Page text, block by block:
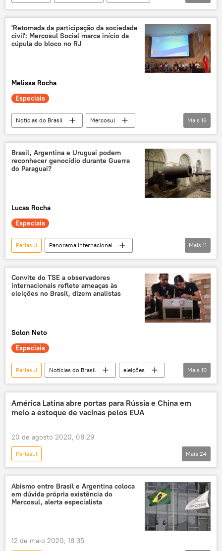
organismos financeiros
Notícias do Brasil
Economia
Ministério do Planejamento e Orçamento
'Retomada da participação da sociedade
civil': Mercosul Social marca início da
cúpula do bloco no RJ
Melissa Rocha
Especiais
Notícias do Brasil
Mercosul
Rio de Janeiro
América Latina
Brasil
Arlindo Chinaglia
Anielle Franco
Eduardo Paes
cúpula do Mercosul
exclusiva
democracia
União Europeia
Mais 16
Brasil, Argentina e Uruguai podem
reconhecer genocídio durante Guerra
do Paraguai?
Lucas Rocha
Especiais
Parlasul
Panorama internacional
Tríplice Aliança
Paraguai
Mercosul
Brasil
Argentina
guerra
América Latina
exclusiva
Mais 11
Convite do TSE a observadores
internacionais reflete ameaças às
eleições no Brasil, dizem analistas
Solon Neto
Especiais
Parlasul Notícias do Brasil
eleições
Brasil
Itamaraty
UFSCar
Ministério das Relações Exteriores do Brasil
União Europeia
Centro Carter
Mais 10
América Latina abre portas para Rússia e China em
meio a estoque de vacinas pelos EUA
20 de agosto 2020, 08:29
Parlasul
Coronavírus no mundo em meados de agosto
Análise
América Latina
COVID-19
Guatemala
Bolívia
São Paulo
Andrés Manuel López Obrador
Mais 24
Abismo entre Brasil e Argentina coloca
em dúvida própria existência do
Mercosul, alerta especialista
12 de maio 2020, 18:35